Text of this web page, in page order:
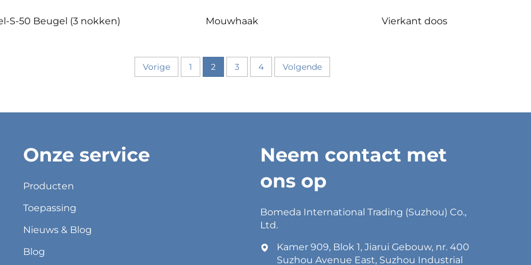
S-50 Beugel (3 nokken) Mouwhaak Vierkant doos
Vorige 1 2 3 4 Volgende
Onze service
Producten
Toepassing
Nieuws & Blog
Blog
Neem contact met
ons op
Bomeda International Trading (Suzhou) Co.,
Ltd.
Kamer 909, Blok 1, Jiarui Gebouw, nr. 400
Suzhou Avenue East, Suzhou Industrial